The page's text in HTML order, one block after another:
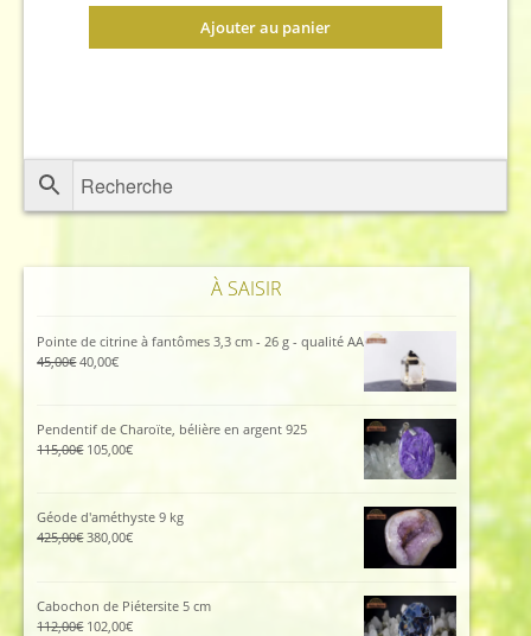
Ajouter au panier
À SAISIR
Pointe de citrine à fantômes 3,3 cm - 26 g - qualité AA
45,00€Le
45,00€.
40,00€Le
40,00€.
Pendentif de Charoïte, bélière en argent 925
115,00€ Le
était :
115,00€.
105,00€Le
105,00€.
Géode d'améthyste 9 kg
425,00€ Le
425,00€.
380,00€Le
est :
380,00€.
Cabochon de Piétersite 5 cm
112,00€ Le
102,00€Le